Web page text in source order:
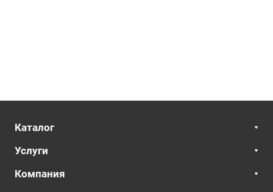
Каталог
Услуги
Компания